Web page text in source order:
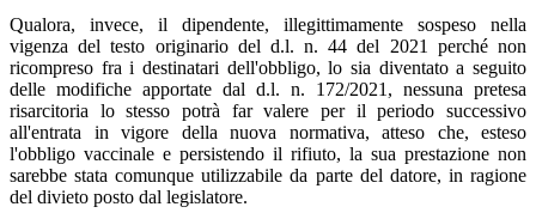
Qualora, invece, il dipendente, illegittimamente sospeso nella
vigenza del testo originario del d.l. n. 44 del 2021 perché non
ricompreso fra i destinatari dell'obbligo, lo sia diventato a seguito
delle modifiche apportate dal d.l. n. 172/2021, nessuna pretesa
risarcitoria lo stesso potrà far valere per il periodo successivo
all'entrata in vigore della nuova normativa, atteso che, esteso
l'obbligo vaccinale e persistendo il rifiuto, la sua prestazione non
sarebbe stata comunque utilizzabile da parte del datore, in ragione
del divieto posto dal legislatore.